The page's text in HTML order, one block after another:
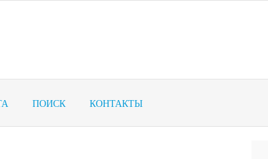
ПОИСК КОНТАКТЫ